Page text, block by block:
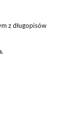
z długopisów